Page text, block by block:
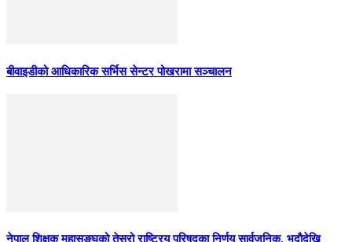
बीवाइडीको आधिकारिक सर्भिस सेन्टर पोखरामा सञ्चालन
नेपाल शिक्षक महासङ्घको तेस्रो राष्ट्रिय परिषद्का निर्णय सार्वजनिक, भदाैदेखि